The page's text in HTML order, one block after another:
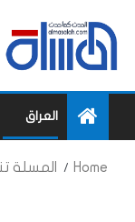
العراق
Home المسلة